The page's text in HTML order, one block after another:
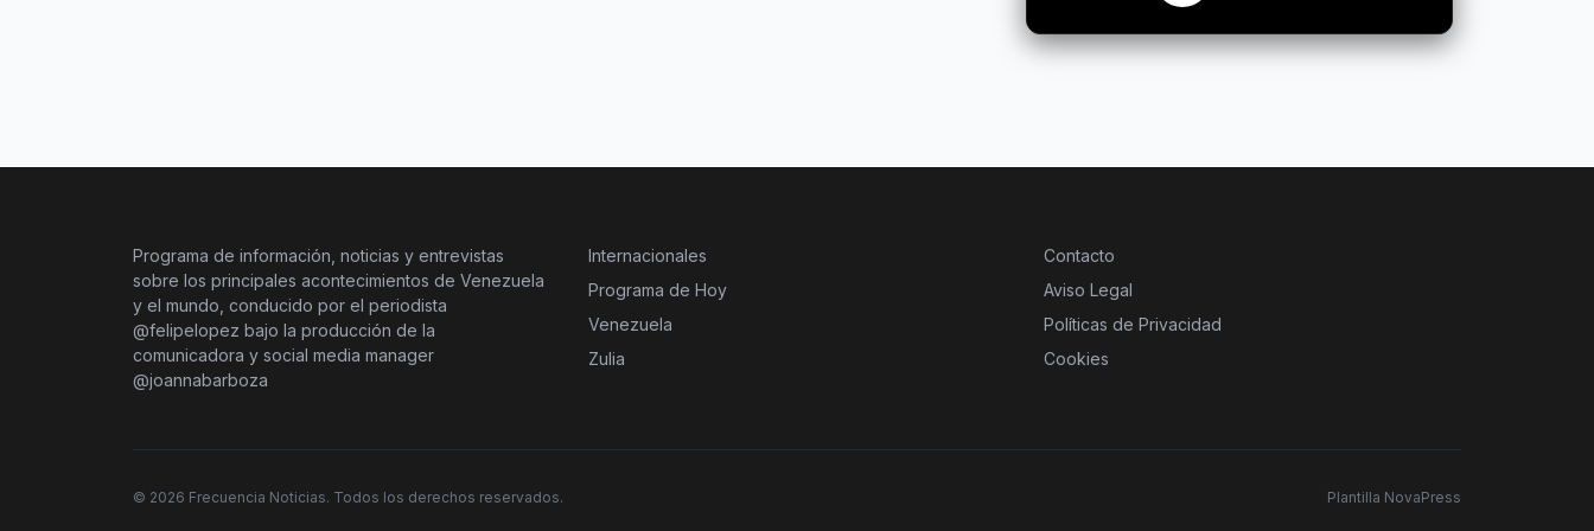
Programa de información, noticias y entrevistas
sobre los principales acontecimientos de Venezuela
y el mundo, conducido por el periodista
@felipelopez bajo la producción de la
comunicadora y social media manager
@joannabarboza
Internacionales
Programa de Hoy
Venezuela
Zulia
Contacto
Aviso Legal
Políticas de Privacidad
Cookies
© 2026 Frecuencia Noticias. Todos los derechos reservados. Plantilla NovaPress